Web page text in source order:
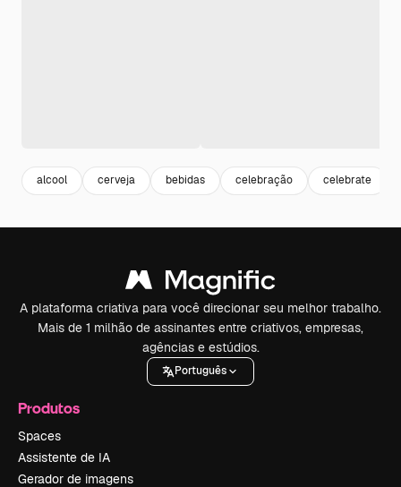
alcool cerveja bebidas celebração celebrate
A plataforma criativa para você direcionar seu melhor trabalho.
Mais de 1 milhão de assinantes entre criativos, empresas,
agências e estúdios.
Português
Produtos
Spaces
Assistente de IA
Gerador de imagens